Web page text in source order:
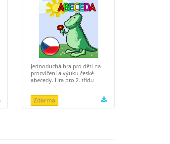
Jednoduchá hra pro děti na
procvičení a výuku české
abecedy. Hra pro 2. třídu
Zdarma